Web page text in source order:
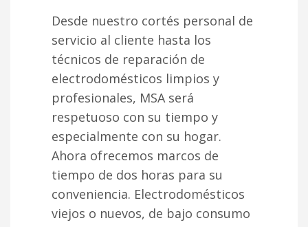
Desde nuestro cortés personal de
servicio al cliente hasta los
técnicos de reparación de
electrodomésticos limpios y
profesionales, MSA será
respetuoso con su tiempo y
especialmente con su hogar.
Ahora ofrecemos marcos de
tiempo de dos horas para su
conveniencia. Electrodomésticos
viejos o nuevos, de bajo consumo